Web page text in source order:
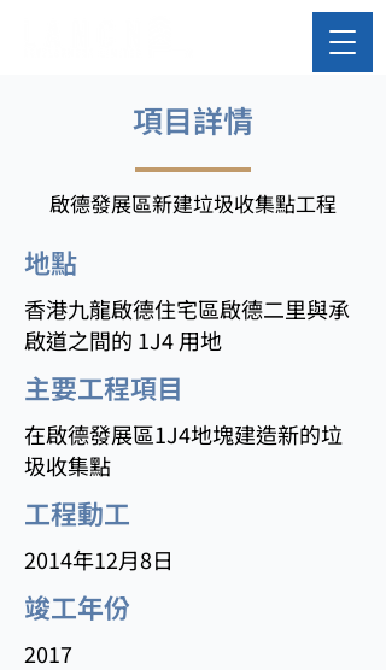
​項目詳情
啟德發展區新建垃圾收集點工程
​地點
香港九龍啟德住宅區啟德二里與承
啟道之間的 1J4 用地
主要工程項目
在啟德發展區1J4地塊建造新的垃
圾收集點
工程動工
2014年12月8日
竣工年份
2017